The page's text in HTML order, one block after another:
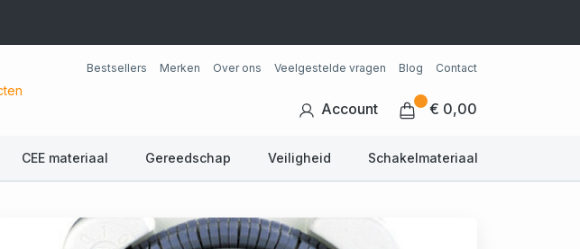
Bestsellers Merken Over ons Veelgestelde vragen Blog Contact
Account € 0,00
CEE materiaal Gereedschap Veiligheid Schakelmateriaal